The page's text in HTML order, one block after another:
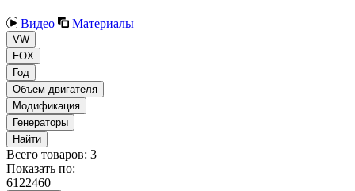
Видео Материалы
VW
FOX
Год
Объем двигателя
Модификация
Генераторы
Найти
Всего товаров: 3
Показать по:
6122460